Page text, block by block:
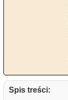
Spis treści: